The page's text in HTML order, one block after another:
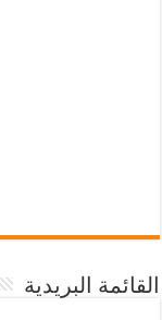
القائمة البريدية